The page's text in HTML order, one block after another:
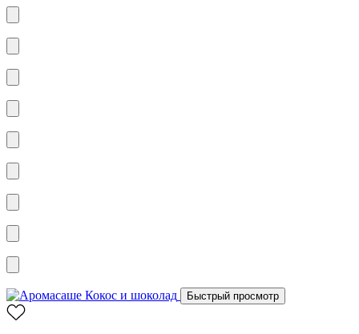
Быстрый просмотр